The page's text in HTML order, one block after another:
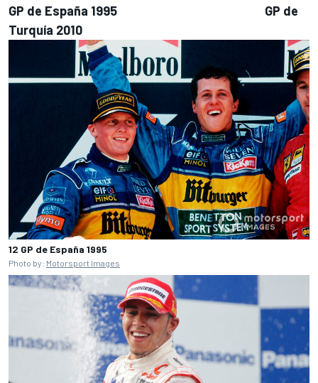
GP de España 1995 GP de
Turquía 2010
12 GP de España 1995
Photo by: Motorsport Images